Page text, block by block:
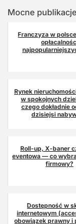
Mocne
Franczyza w
Rynek
w spokojnych
czego dokładnie
dzisiejsi
Roll-up, X-baner
eventowa — co
firmowy?
Dostępność w
internetowym
obowiązek prawny i